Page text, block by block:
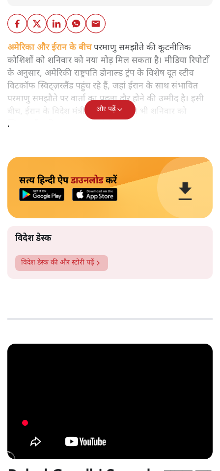
अमेरिका और ईरान के बीचपरमाणु समझौते की कूटनीतिक
कोशिशों को शनिवार को नया मोड़ मिल सकता है। मीडिया रिपोर्टों
के अनुसार, अमेरिकी राष्ट्रपति डोनाल्ड ट्रंप के विशेष दूत स्टीव
विटकॉफ स्विट्ज़रलैंड पहुंच रहे हैं, जहां ईरान के साथ संभावित
परमाणु समझौते पर वार्ता का पहला दौर होने की उम्मीद है। इसी
बीच, ईरान के विदेश मंत्री अब्बास अरागची भी शनिवार को
स्विट्ज़रलैंड की यात्रा करने वाले हैं।
और पढ़ें
सत्य हिन्दी ऐपडाउनलोडकरें
विदेश डेस्क
विदेश डेस्क की और स्टोरी पढ़ें